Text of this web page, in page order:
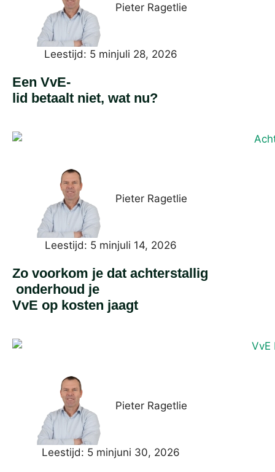
Pieter Ragetlie
Leestijd: 5 minjuli 28, 2026
Een VvE-
lid betaalt niet, wat nu?
Pieter Ragetlie
Leestijd: 5 minjuli 14, 2026
Zo voorkom je dat achterstallig
onderhoud je
VvE op kosten jaagt
Pieter Ragetlie
Leestijd: 5 minjuni 30, 2026